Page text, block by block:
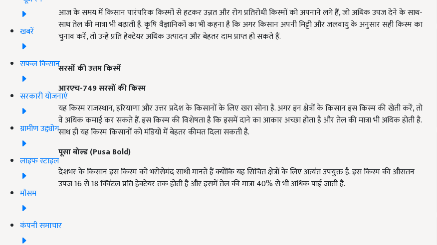
खबरें
सफल किसान
सरकारी योजनाएं
ग्रामीण उद्द्योग
लाइफ स्टाइल
मौसम
कंपनी समाचार
आज के समय में किसान पारंपरिक किस्मों से हटकर उन्नत और रोग प्रतिरोधी किस्मों को अपनाने लगे हैं, जो अधिक उपज देने के साथ-
साथ तेल की मात्रा भी बढ़ाती हैं. कृषि वैज्ञानिकों का भी कहना है कि अगर किसान अपनी मिट्टी और जलवायु के अनुसार सही किस्म का
चुनाव करें, तो उन्हें प्रति हेक्टेयर अधिक उत्पादन और बेहतर दाम प्राप्त हो सकते हैं.
सरसों की उत्तम किस्में
आरएच-749 सरसों की किस्म
यह किस्म राजस्थान, हरियाणा और उत्तर प्रदेश के किसानों के लिए खरा सोना है. अगर इन क्षेत्रों के किसान इस किस्म की खेती करें, तो
वे अधिक कमाई कर सकते हैं. इस किस्म की विशेषता है कि इसमें दाने का आकार अच्छा होता है और तेल की मात्रा भी अधिक होती है.
साथ ही यह किस्म किसानों को मंडियों में बेहतर कीमत दिला सकती है.
पूसा बोल्ड (Pusa Bold)
देशभर के किसान इस किस्म को भरोसेमंद साथी मानते हैं क्योंकि यह सिंचित क्षेत्रों के लिए अत्यंत उपयुक्त है. इस किस्म की औसतन
उपज 16 से 18 क्विंटल प्रति हेक्टेयर तक होती है और इसमें तेल की मात्रा 40% से भी अधिक पाई जाती है.